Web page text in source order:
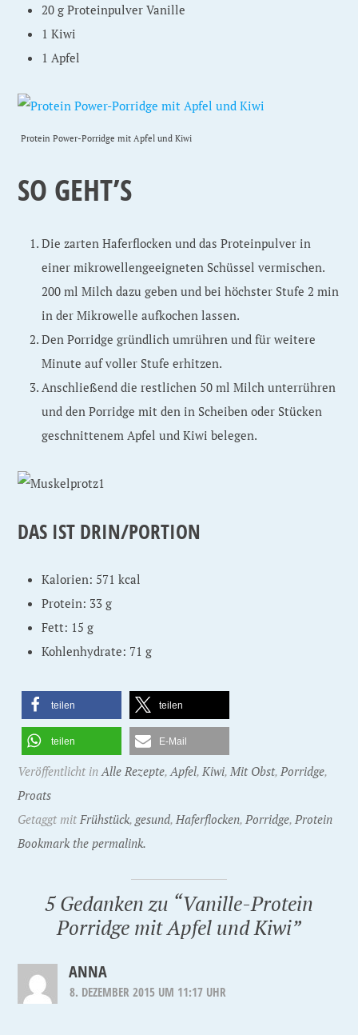
20 g Proteinpulver Vanille
1 Kiwi
1 Apfel
Protein Power-Porridge mit Apfel und Kiwi
SO GEHT’S
Die zarten Haferflocken und das Proteinpulver in
einer mikrowellengeeigneten Schüssel vermischen.
200 ml Milch dazu geben und bei höchster Stufe 2 min
in der Mikrowelle aufkochen lassen.
Den Porridge gründlich umrühren und für weitere
Minute auf voller Stufe erhitzen.
Anschließend die restlichen 50 ml Milch unterrühren
und den Porridge mit den in Scheiben oder Stücken
geschnittenem Apfel und Kiwi belegen.
DAS IST DRIN/PORTION
Kalorien: 571 kcal
Protein: 33 g
Fett: 15 g
Kohlenhydrate: 71 g
teilen teilen
teilen E-Mail
Veröffentlicht inAlle Rezepte,Apfel,Kiwi,Mit Obst,Porridge,
Proats
Getaggt mitFrühstück,gesund,Haferflocken,Porridge,Protein
Bookmark the permalink.
5 Gedanken zu “Vanille-Protein
Porridge mit Apfel und Kiwi”
ANNA
8. DEZEMBER 2015 UM 11:17 UHR